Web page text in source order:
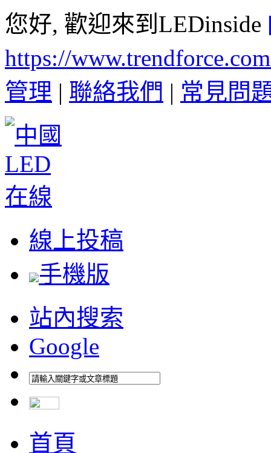
您好, 歡迎來到LEDinside
https://
管理 | 聯絡我們 | 常見問
線上投稿
手機版
站內搜索
Google
首頁